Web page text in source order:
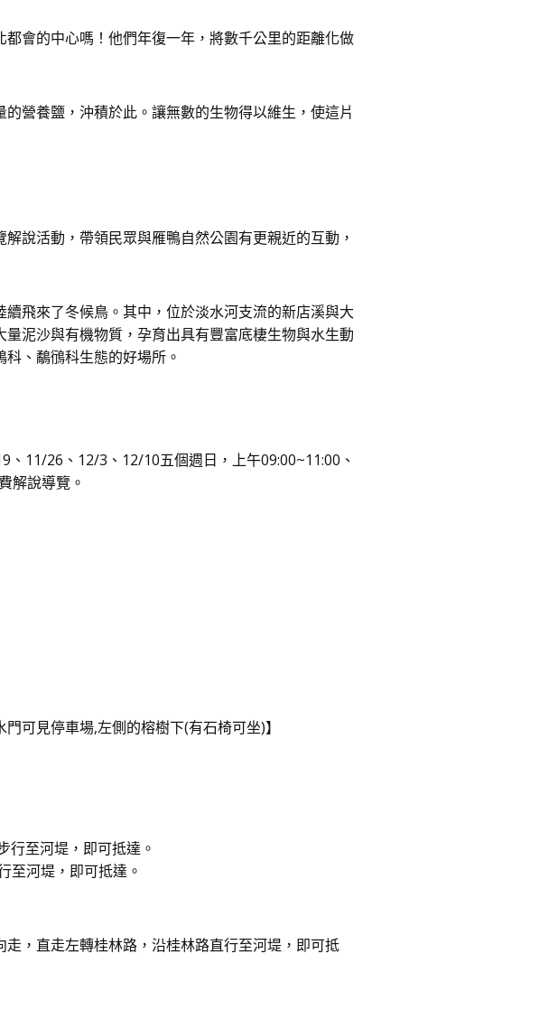
會的中心嗎！他們年復一年，將數千公里的距離化做
營養鹽，沖積於此。讓無數的生物得以維生，使這片
說活動，帶領民眾與雁鴨自然公園有更親近的互動，
飛來了冬候鳥。其中，位於淡水河支流的新店溪與大
泥沙與有機物質，孕育出具有豐富底棲生物與水生動
、鷸鴴科生態的好場所。
11/26、12/3、12/10五個週日，上午09:00~11:00、
解說導覽。
可見停車場,左側的榕樹下(有石椅可坐)】
至河堤，即可抵達。
河堤，即可抵達。
，直走左轉桂林路，沿桂林路直行至河堤，即可抵